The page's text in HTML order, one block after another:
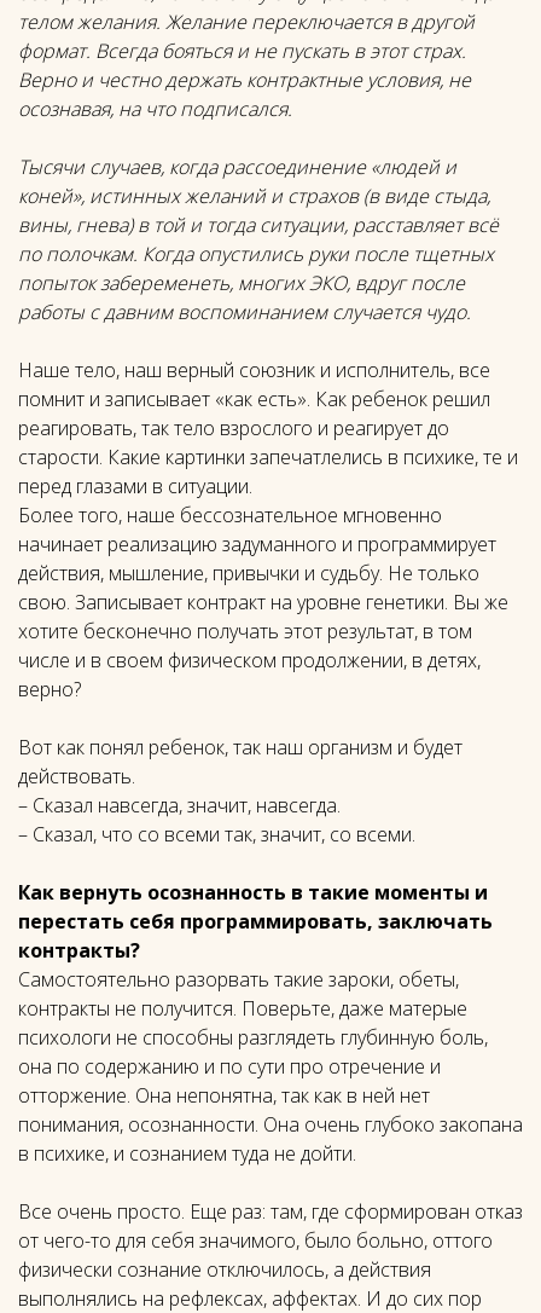
телом желания. Желание переключается в другой
формат. Всегда бояться и не пускать в этот страх.
Верно и честно держать контрактные условия, не
осознавая, на что подписался.
Тысячи случаев, когда рассоединение «людей и
коней», истинных желаний и страхов (в виде стыда,
вины, гнева) в той и тогда ситуации, расставляет всё
по полочкам. Когда опустились руки после тщетных
попыток забеременеть, многих ЭКО, вдруг после
работы с давним воспоминанием случается чудо.
Наше тело, наш верный союзник и исполнитель, все
помнит и записывает «как есть». Как ребенок решил
реагировать, так тело взрослого и реагирует до
старости. Какие картинки запечатлелись в психике, те и
перед глазами в ситуации.
Более того, наше бессознательное мгновенно
начинает реализацию задуманного и программирует
действия, мышление, привычки и судьбу. Не только
свою. Записывает контракт на уровне генетики. Вы же
хотите бесконечно получать этот результат, в том
числе и в своем физическом продолжении, в детях,
верно?
Вот как понял ребенок, так наш организм и будет
действовать.
– Сказал навсегда, значит, навсегда.
– Сказал, что со всеми так, значит, со всеми.
Как вернуть осознанность в такие моменты и
перестать себя программировать, заключать
контракты?
Самостоятельно разорвать такие зароки, обеты,
контракты не получится. Поверьте, даже матерые
психологи не способны разглядеть глубинную боль,
она по содержанию и по сути про отречение и
отторжение. Она непонятна, так как в ней нет
понимания, осознанности. Она очень глубоко закопана
в психике, и сознанием туда не дойти.
Все очень просто. Еще раз: там, где сформирован отказ
от чего-то для себя значимого, было больно, оттого
физически сознание отключилось, а действия
выполнялись на рефлексах, аффектах. И до сих пор